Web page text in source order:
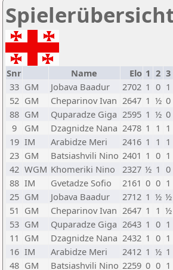
Snr Name Elo 1 2 3
33 GM Jobava Baadur 2702 1 0 1
52 GM Cheparinov Ivan 2647 1 ½ 0
88 GM Quparadze Giga 2595 1 ½ 0
9
GM Dzagnidze Nana 2478 1 1 1
19 IM Arabidze Meri 2416 1 1 1
23 GM Batsiashvili Nino 2401 1 0 1
42 WGM Khomeriki Nino 2327 ½ 1 0
88 IM Gvetadze Sofio 2161 0 0 1
25 GM Jobava Baadur 2712 1 ½ ½
51 GM Cheparinov Ivan 2647 1 1 ½
53 GM Quparadze Giga 2643 1 0 1
11 GM Dzagnidze Nana 2432 1 0 1
16 IM Arabidze Meri 2412 1 ½ 1
48 GM Batsiashvili Nino 2259 0 0 1